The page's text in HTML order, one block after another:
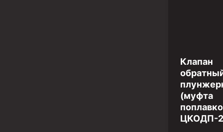
Клапан
(муфта
ЦКОДП-